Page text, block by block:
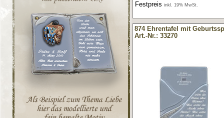
Festpreis inkl. 19% MwSt.
874 Ehrentafel mit
Art.-Nr.: 33270